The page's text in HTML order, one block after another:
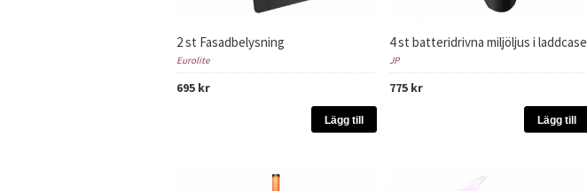
2 st Fasadbelysning
Eurolite
695 kr
Lägg till
4 st batteridrivna miljöljus i laddcase
JP
775 kr
Lägg till